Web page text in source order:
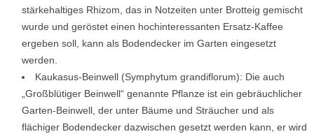
stärkehaltiges Rhizom, das in Notzeiten unter Brotteig gemischt
wurde und geröstet einen hochinteressanten Ersatz-Kaffee
ergeben soll, kann als Bodendecker im Garten eingesetzt
werden.
Kaukasus-Beinwell (Symphytum grandiflorum): Die auch
„Großblütiger Beinwell“ genannte Pflanze ist ein gebräuchlicher
Garten-Beinwell, der unter Bäume und Sträucher und als
flächiger Bodendecker dazwischen gesetzt werden kann, er wird